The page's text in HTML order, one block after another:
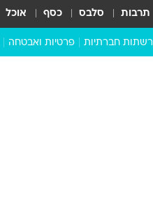
תרבות סלבס כסף אוכל
רשתות חברתיות פרטיות ואבטחה